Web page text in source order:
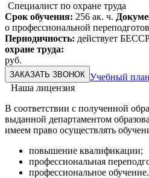
Специалист по охране труда
Срок обучения: 256 ак. ч.
о профессиональной
Периодичность: действует
охране труда:
руб.
ЗАКАЗАТЬ ЗВОНОК Учебный план
Наша лицензия
В соответствии с полученной
выданной департаментом
имеем право осуществлять
повышение квалификации;
профессиональная
профессиональное обучение.